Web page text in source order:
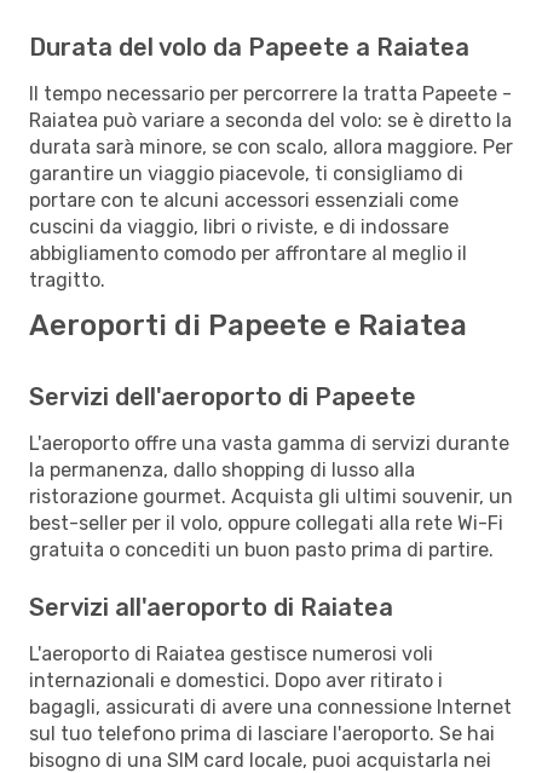
Durata del volo da Papeete a Raiatea
Il tempo necessario per percorrere la tratta Papeete -
Raiatea può variare a seconda del volo: se è diretto la
durata sarà minore, se con scalo, allora maggiore. Per
garantire un viaggio piacevole, ti consigliamo di
portare con te alcuni accessori essenziali come
cuscini da viaggio, libri o riviste, e di indossare
abbigliamento comodo per affrontare al meglio il
tragitto.
Aeroporti di Papeete e Raiatea
Servizi dell'aeroporto di Papeete
L'aeroporto offre una vasta gamma di servizi durante
la permanenza, dallo shopping di lusso alla
ristorazione gourmet. Acquista gli ultimi souvenir, un
best-seller per il volo, oppure collegati alla rete Wi-Fi
gratuita o concediti un buon pasto prima di partire.
Servizi all'aeroporto di Raiatea
L'aeroporto di Raiatea gestisce numerosi voli
internazionali e domestici. Dopo aver ritirato i
bagagli, assicurati di avere una connessione Internet
sul tuo telefono prima di lasciare l'aeroporto. Se hai
bisogno di una SIM card locale, puoi acquistarla nei